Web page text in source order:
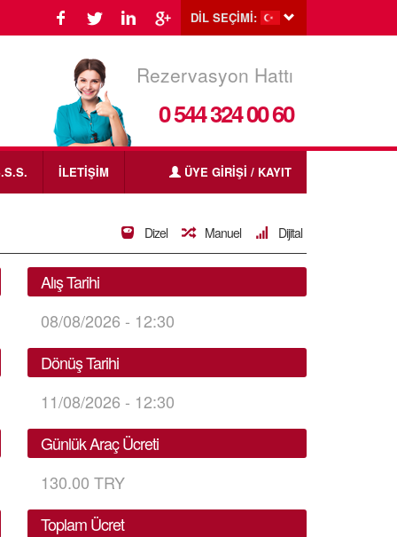
DİL SEÇİMİ:
Rezervasyon Hattı
0 544 324 00 60
İLETİŞİM ÜYE GİRİŞİ / KAYIT
Dizel Manuel Dijital
Alış Tarihi
08/08/2026 - 12:30
Dönüş Tarihi
11/08/2026 - 12:30
Günlük Araç Ücreti
130.00 TRY
Toplam Ücret